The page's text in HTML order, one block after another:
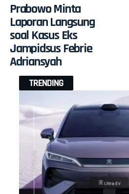
Prabowo Minta
Laporan Langsung
soal Kasus Eks
Jampidsus Febrie
Adriansyah
TRENDING